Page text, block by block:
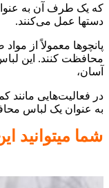
که یک طرف آن به
دستها عمل می‌کنند.
پانچوها معمولاً از
محافظت کنند. این
آسان،
در فعالیت‌هایی مانند
به عنوان یک لباس
شما میتوانید